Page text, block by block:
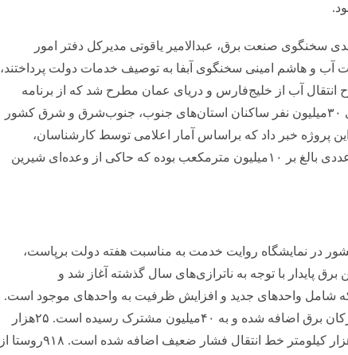
صنعت برق، عبدالامیر یاقوتی مدیرکل دفتر امور
آب و هاشم امینی سخنگوی آبفا به توصیف خدمات دولت پرداختند،
آب از خلیج‌فارس و دریای عمان مطرح شد که از برنامه
دولت برای انتقال ۲۸۰میلیون مترمکعب آب برای ۳۰میلیون نفر ساکنان استان‌‌‌های جنوب، جنوب‌شرق و شرق کشور
در حالی از تکمیل ۱۳درصدی این پروژه خبر داد که براساس آمار اعلامی توسط کارشناسان،
متوسط برداشت کشورهای حاشیه خلیج‌فارس، عددی بالغ بر ۱۰میلیون مترمکعب بوده که حاکی از وعده‌‌‌ای شیرین
نمایشگاه روایت خدمت به مناسبت هفته دولت برپاست،
پایدار با توجه به ناترازی‌‌‌های سال گذشته آغاز شد و
که شامل واحد‌‌‌های جدید و افزایش ظرفیت به واحد‌‌‌های موجود است.
او ادامه داد: حدود ۲میلیون اشتراک به جمع مشترکان برق اضافه شده و به ۴۰میلیون مشترک رسیده است. ۲۵‌هزار
مگاوولت آمپر به ظرفیت پست‌‌‌های انتقال و ۲۲‌هزار کیلومتر خط انتقال فشار ضعیف اضافه شده است. ۹۱۸روستا از